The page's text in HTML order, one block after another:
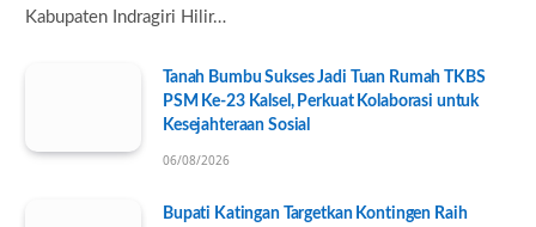
Kabupaten Indragiri Hilir…
Tanah Bumbu Sukses Jadi Tuan Rumah TKBS
PSM Ke-23 Kalsel, Perkuat Kolaborasi untuk
Kesejahteraan Sosial
06/08/2026
Bupati Katingan Targetkan Kontingen Raih